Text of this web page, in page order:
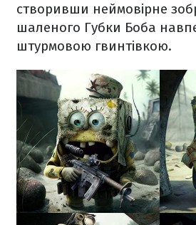
створивши неймовірне
шаленого Губки Боба
штурмовою гвинтівкою.